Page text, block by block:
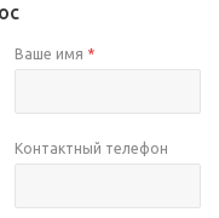
Ваше имя *
Контактный телефон